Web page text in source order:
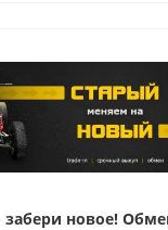
забери новое!